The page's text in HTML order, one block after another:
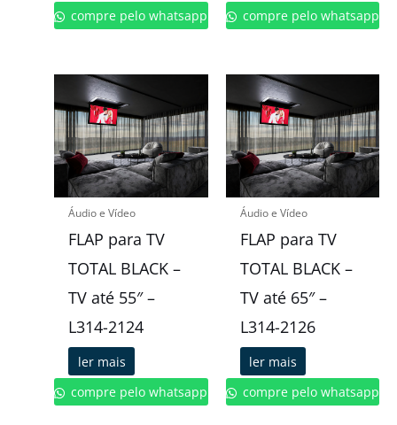
compre pelo whatsapp compre pelo whatsapp
Áudio e Vídeo
FLAP para TV
TOTAL BLACK –
TV até 55″ –
L314-2124
ler mais
compre pelo whatsapp
Áudio e Vídeo
FLAP para TV
TOTAL BLACK –
TV até 65″ –
L314-2126
ler mais
compre pelo whatsapp